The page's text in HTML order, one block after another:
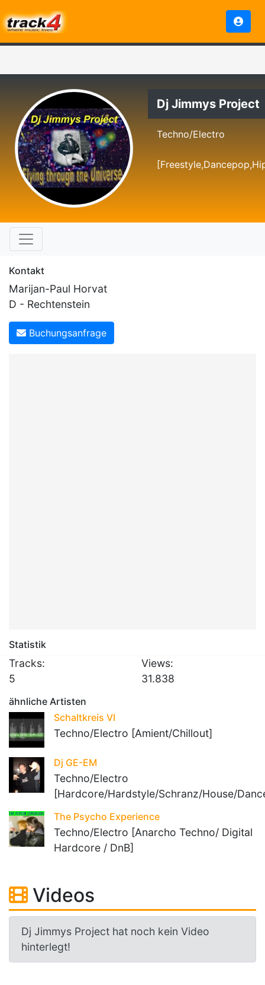
Dj Jimmys Project
Techno/Electro
Kontakt
Marijan-Paul Horvat
D - Rechtenstein
Buchungsanfrage
Statistik
Tracks:
5
Views:
31.838
ähnliche Artisten
Schaltkreis VI
Techno/Electro [Amient/Chillout]
Dj GE-EM
Techno/Electro
[Hardcore/Hardstyle/Schranz/House/
The Psycho Experience
Techno/Electro [Anarcho Techno/ Digital
Hardcore / DnB]
Videos
Dj Jimmys Project hat noch kein Video
hinterlegt!